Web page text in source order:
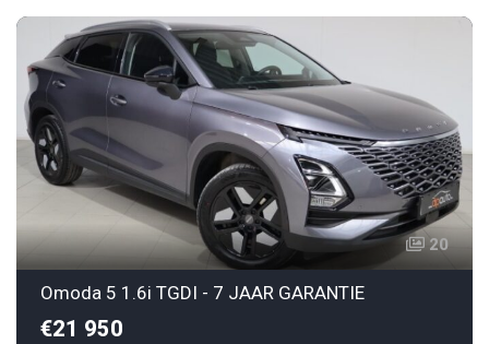
20
Omoda 5 1.6i TGDI - 7 JAAR GARANTIE
€21 950